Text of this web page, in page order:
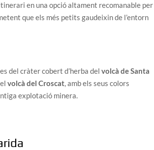
en una opció altament recomanable per
que els més petits gaudeixin de l’entorn
del cràter cobert d’herba delvolcà de Santa
volcà del Croscat, amb els seus colors
explotació minera.